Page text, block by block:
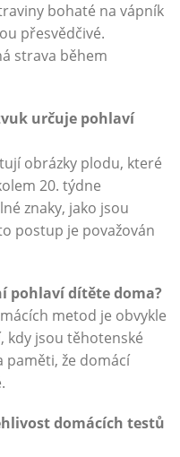
bohaté na vápník
přesvědčivé.
strava během
určuje pohlaví
obrázky plodu, které
20. týdne
znaky, jako jsou
postup je považován
pohlaví dítěte doma?
metod je obvykle
jsou těhotenské
paměti, že domácí
domácích testů